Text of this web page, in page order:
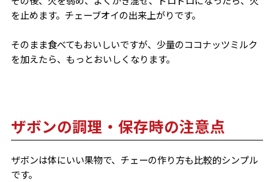
を止めます。チェーブオイの出来上がりです。
そのまま食べてもおいしいですが、少量のココナッツミルク
を加えたら、もっとおいしくなります。
ザボンの調理・保存時の注意点
ザボンは体にいい果物で、チェーの作り方も比較的シンプル
です。